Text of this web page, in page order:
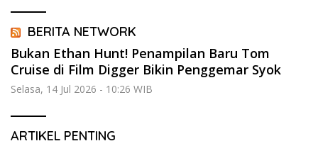
BERITA NETWORK
Bukan Ethan Hunt! Penampilan Baru Tom
Cruise di Film Digger Bikin Penggemar Syok
Selasa, 14 Jul 2026 - 10:26 WIB
ARTIKEL PENTING